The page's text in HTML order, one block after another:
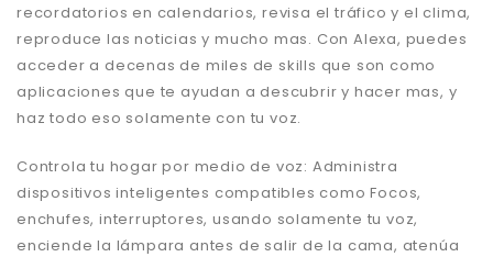
recordatorios en calendarios, revisa el tráfico y el clima,
reproduce las noticias y mucho mas. Con Alexa, puedes
acceder a decenas de miles de skills que son como
aplicaciones que te ayudan a descubrir y hacer mas, y
haz todo eso solamente con tu voz.
Controla tu hogar por medio de voz: Administra
dispositivos inteligentes compatibles como Focos,
enchufes, interruptores, usando solamente tu voz,
enciende la lámpara antes de salir de la cama, atenúa